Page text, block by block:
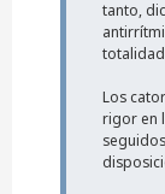
tanto,
Los
rigor en